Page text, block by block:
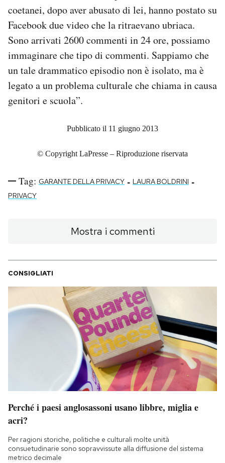
coetanei, dopo aver abusato di lei, hanno postato su
Facebook due video che la ritraevano ubriaca.
Sono arrivati 2600 commenti in 24 ore, possiamo
immaginare che tipo di commenti. Sappiamo che
un tale drammatico episodio non è isolato, ma è
legato a un problema culturale che chiama in causa
genitori e scuola”.
Pubblicato il 11 giugno 2013
© Copyright LaPresse – Riproduzione riservata
Tag: GARANTE DELLA PRIVACY - LAURA BOLDRINI -
PRIVACY
Mostra i commenti
CONSIGLIATI
Perché i paesi anglosassoni usano libbre, miglia e
acri?
Per ragioni storiche, politiche e culturali molte unità
consuetudinarie sono sopravvissute alla diffusione del sistema
metrico decimale